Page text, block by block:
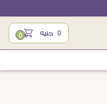
0 جنيه 0